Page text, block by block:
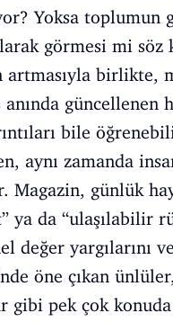
Yoksa toplumun
görmesi mi söz
birlikte,
bile
zamanda
günlük
ya da “ulaşılabilir
yargılarını
öne çıkan
gibi pek çok